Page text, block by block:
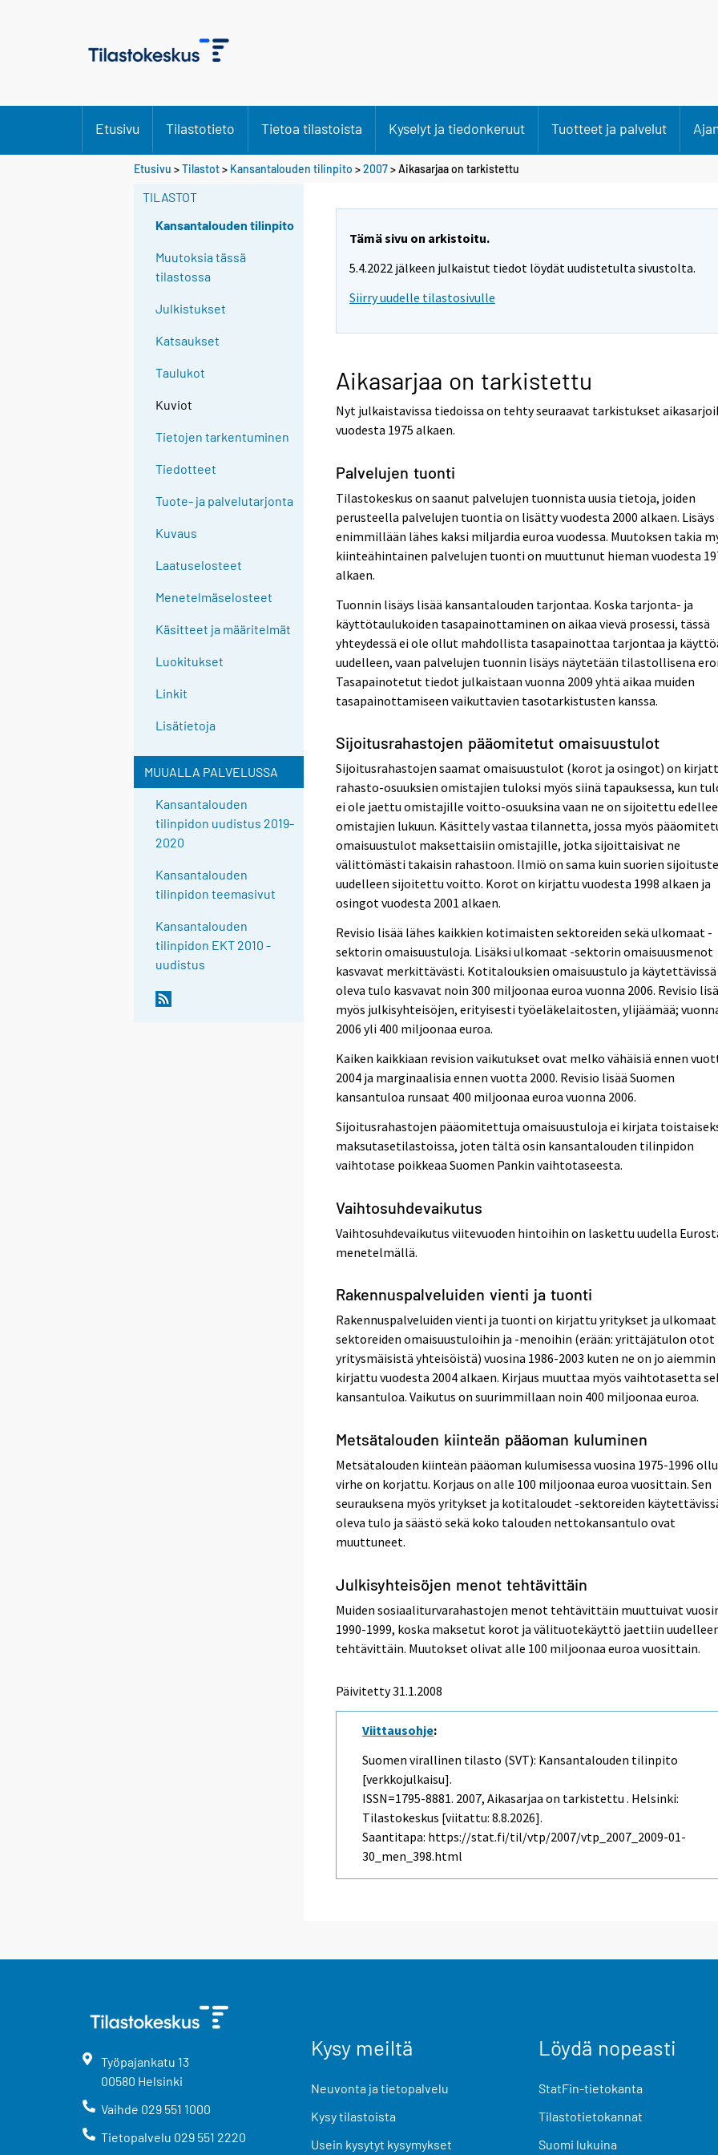
Etusivu Tilastotieto Tietoa tilastoista Kyselyt ja tiedonkeruut Tuotteet ja palvelut
Etusivu >Tilastot> Kansantalouden tilinpito >2007> Aikasarjaa on tarkistettu
TILASTOT
Kansantalouden tilinpito
Muutoksia tässä
tilastossa
Julkistukset
Katsaukset
Taulukot
Kuviot
Tietojen tarkentuminen
Tiedotteet
Tuote- ja palvelutarjonta
Kuvaus
Laatuselosteet
Menetelmäselosteet
Käsitteet ja määritelmät
Luokitukset
Linkit
Lisätietoja
MUUALLA PALVELUSSA
Kansantalouden
tilinpidon uudistus 2019-
2020
Kansantalouden
tilinpidon teemasivut
Kansantalouden
tilinpidon EKT 2010 -
uudistus
Tämä sivu on arkistoitu.
5.4.2022 jälkeen julkaistut tiedot löydät uudistetulta sivustolta.
Siirry uudelle tilastosivulle
Aikasarjaa on tarkistettu
Nyt julkaistavissa tiedoissa on tehty seuraavat tarkistukset
vuodesta 1975 alkaen.
Palvelujen tuonti
Tilastokeskus on saanut palvelujen tuonnista uusia tietoja, joiden
perusteella palvelujen tuontia on lisätty vuodesta 2000 alkaen. Lisäys
enimmillään lähes kaksi miljardia euroa vuodessa. Muutoksen takia
kiinteähintainen palvelujen tuonti on muuttunut hieman vuodesta
alkaen.
Tuonnin lisäys lisää kansantalouden tarjontaa. Koska tarjonta- ja
käyttötaulukoiden tasapainottaminen on aikaa vievä prosessi, tässä
yhteydessä ei ole ollut mahdollista tasapainottaa tarjontaa ja
uudelleen, vaan palvelujen tuonnin lisäys näytetään tilastollisena
Tasapainotetut tiedot julkaistaan vuonna 2009 yhtä aikaa muiden
tasapainottamiseen vaikuttavien tasotarkistusten kanssa.
Sijoitusrahastojen pääomitetut omaisuustulot
Sijoitusrahastojen saamat omaisuustulot (korot ja osingot) on
rahasto-osuuksien omistajien tuloksi myös siinä tapauksessa, kun
ei ole jaettu omistajille voitto-osuuksina vaan ne on sijoitettu
omistajien lukuun. Käsittely vastaa tilannetta, jossa myös
omaisuustulot maksettaisiin omistajille, jotka sijoittaisivat ne
välittömästi takaisin rahastoon. Ilmiö on sama kuin suorien
uudelleen sijoitettu voitto. Korot on kirjattu vuodesta 1998 alkaen ja
osingot vuodesta 2001 alkaen.
Revisio lisää lähes kaikkien kotimaisten sektoreiden sekä ulkomaat -
sektorin omaisuustuloja. Lisäksi ulkomaat -sektorin omaisuusmenot
kasvavat merkittävästi. Kotitalouksien omaisuustulo ja käytettävissä
oleva tulo kasvavat noin 300 miljoonaa euroa vuonna 2006. Revisio
myös julkisyhteisöjen, erityisesti työeläkelaitosten, ylijäämää;
2006 yli 400 miljoonaa euroa.
Kaiken kaikkiaan revision vaikutukset ovat melko vähäisiä ennen
2004 ja marginaalisia ennen vuotta 2000. Revisio lisää Suomen
kansantuloa runsaat 400 miljoonaa euroa vuonna 2006.
Sijoitusrahastojen pääomitettuja omaisuustuloja ei kirjata
maksutasetilastoissa, joten tältä osin kansantalouden tilinpidon
vaihtotase poikkeaa Suomen Pankin vaihtotaseesta.
Vaihtosuhdevaikutus
Vaihtosuhdevaikutus viitevuoden hintoihin on laskettu uudella
menetelmällä.
Rakennuspalveluiden vienti ja tuonti
Rakennuspalveluiden vienti ja tuonti on kirjattu yritykset ja ulkomaat
sektoreiden omaisuustuloihin ja -menoihin (erään: yrittäjätulon otot
yritysmäisistä yhteisöistä) vuosina 1986-2003 kuten ne on jo aiemmin
kirjattu vuodesta 2004 alkaen. Kirjaus muuttaa myös vaihtotasetta
kansantuloa. Vaikutus on suurimmillaan noin 400 miljoonaa euroa.
Metsätalouden kiinteän pääoman kuluminen
Metsätalouden kiinteän pääoman kulumisessa vuosina 1975-1996
virhe on korjattu. Korjaus on alle 100 miljoonaa euroa vuosittain. Sen
seurauksena myös yritykset ja kotitaloudet -sektoreiden
oleva tulo ja säästö sekä koko talouden nettokansantulo ovat
muuttuneet.
Julkisyhteisöjen menot tehtävittäin
Muiden sosiaaliturvarahastojen menot tehtävittäin muuttuivat
1990-1999, koska maksetut korot ja välituotekäyttö jaettiin
tehtävittäin. Muutokset olivat alle 100 miljoonaa euroa vuosittain.
Päivitetty31.1.2008
Viittausohje:
Suomen virallinen tilasto (SVT): Kansantalouden tilinpito
[verkkojulkaisu].
ISSN=1795-8881. 2007, Aikasarjaa on tarkistettu . Helsinki:
Tilastokeskus [viitattu: 8.8.2026].
Saantitapa: https://stat.fi/til/vtp/2007/vtp_2007_2009-01-
30_men_398.html
Työpajankatu 13
00580 Helsinki
Vaihde 029 551 1000
Tietopalvelu 029 551 2220
Kysy meiltä
Neuvonta ja tietopalvelu
Kysy tilastoista
Usein kysytyt kysymykset
Löydä nopeasti
StatFin-tietokanta
Tilastotietokannat
Suomi lukuina